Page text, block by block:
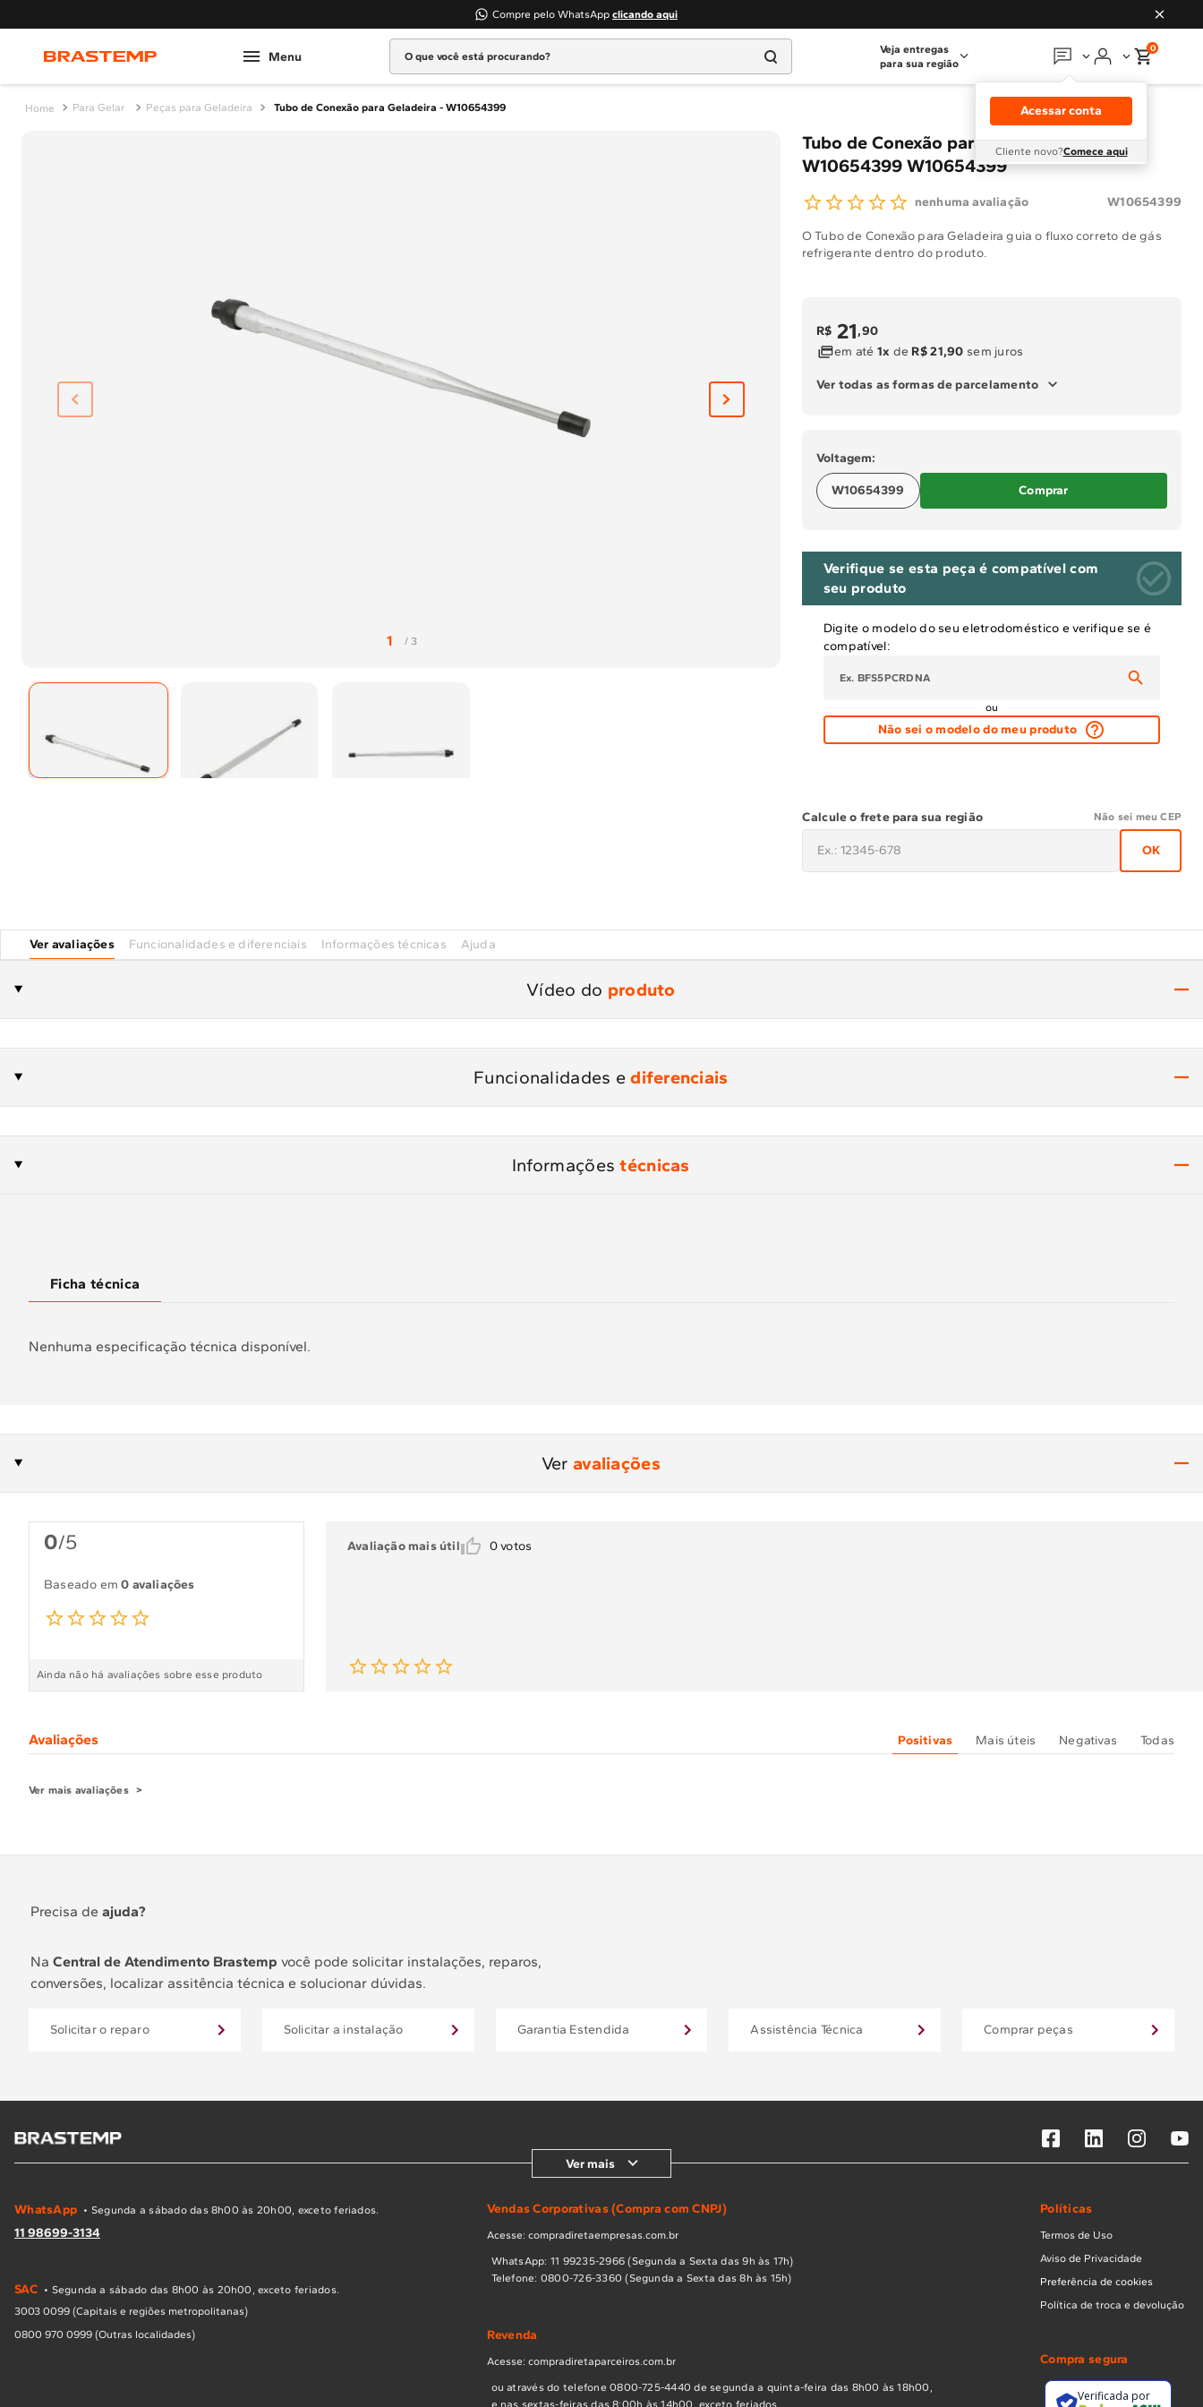
Compre pelo WhatsApp clicando aqui
ajudar?
Meus pedidos
Assistência técnica
Solicitar conversão de fogão
Acessar conta
Cliente novo?Comece aqui
0
O que você está procurando?
Termos mais buscados
10º Combos
Veja entregas
para sua região
Para Gelar Peças para Geladeira Tubo de Conexão para Geladeira - W10654399
Tubo de Conexão para Geladeira -
W10654399 W10654399
W10654399
nenhuma avaliação
O Tubo de Conexão para Geladeira guia o fluxo correto de gás
refrigerante dentro do produto.
R$ 21,90
em até 1x de R$ 21,90 sem juros
Ver todas as formas de parcelamento
Voltagem:
W10654399 Comprar
Verifique se esta peça é compatível com
seu produto
Digite o modelo do seu eletrodoméstico e verifique se é
compatível:
ou
Não sei o modelo do meu produto
Calcule o frete para sua região Não sei meu CEP
OK
Ver avaliações Funcionalidades e diferenciais Informações técnicas Ajuda
Vídeo do produto
Funcionalidades ediferenciais
Informaçõestécnicas
Ficha técnica
Nenhuma especificação técnica disponível.
Veravaliações
0/5
Baseado em0 avaliações
Ainda não há avaliações sobre esse produto
Avaliação mais útil 0votos
Avaliações Positivas Mais úteis Negativas Todas
Ver mais avaliações
Precisa de ajuda?
Na Central de Atendimento Brastemp você pode solicitar instalações, reparos,
conversões, localizar assitência técnica e solucionar dúvidas.
Solicitar o reparo Solicitar a instalação Garantia Estendida Assistência Técnica Comprar peças
Ver mais
WhatsApp • Segunda a sábado das 8h00 às 20h00, exceto feriados.
11 98699-3134
SAC • Segunda a sábado das 8h00 às 20h00, exceto feriados.
3003 0099 (Capitais e regiões metropolitanas)
0800 970 0999 (Outras localidades)
Vendas Corporativas (Compra com CNPJ)
Acesse: compradiretaempresas.com.br
WhatsApp: 11 99235-2966 (Segunda a Sexta das 9h às 17h)
Telefone: 0800-726-3360 (Segunda a Sexta das 8h às 15h)
Revenda
Acesse: compradiretaparceiros.com.br
ou através do telefone 0800-725-4440 de segunda a quinta-feira das 8h00 às 18h00,
e nas sextas-feiras das 8:00h às 14h00, exceto feriados.
Políticas
Termos de Uso
Aviso de Privacidade
Preferência de cookies
Política de troca e devolução
Compra segura
Verificada por